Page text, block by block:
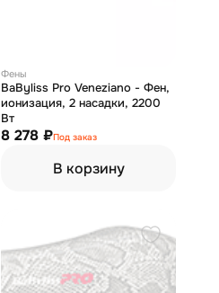
Фены
BaByliss Pro Veneziano - Фен,
ионизация, 2 насадки, 2200
Вт
8 278 ₽Под заказ
В корзину